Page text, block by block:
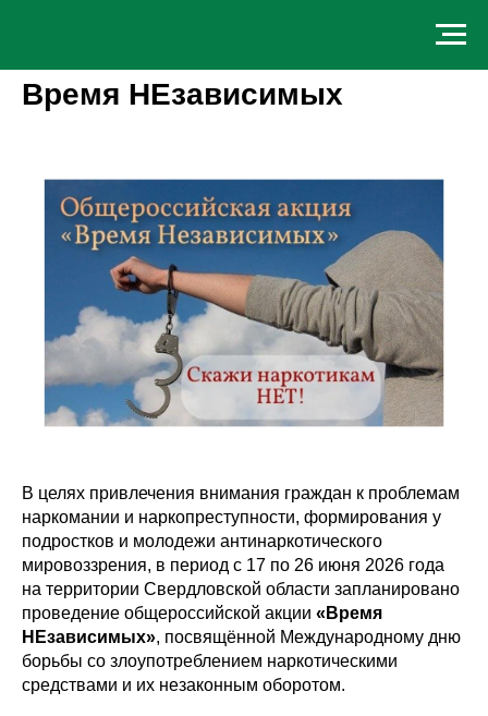
Время НЕзависимых
В целях привлечения внимания граждан к проблемам
наркомании и наркопреступности, формирования у
подростков и молодежи антинаркотического
мировоззрения, в период с 17 по 26 июня 2026 года
на территории Свердловской области запланировано
проведение общероссийской акции «Время
НЕзависимых», посвящённой Международному дню
борьбы со злоупотреблением наркотическими
средствами и их незаконным оборотом.